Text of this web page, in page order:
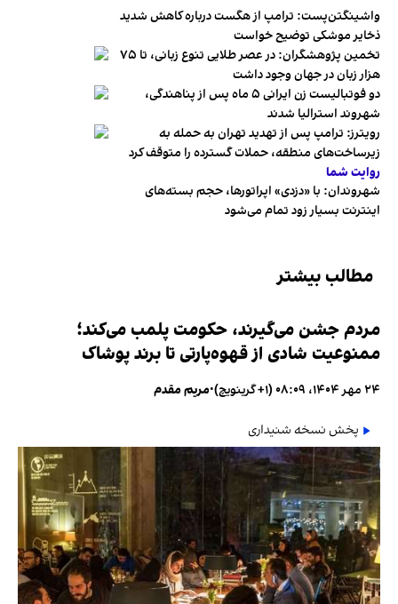
واشینگتن‌پست: ترامپ از هگست درباره کاهش شدید
ذخایر موشکی توضیح خواست
تخمین پژوهشگران: در عصر طلایی تنوع زبانی، تا ۷۵
هزار زبان در جهان وجود داشت
دو فوتبالیست زن ایرانی ۵ ماه پس از پناهندگی،
شهروند استرالیا شدند
رویترز: ترامپ پس از تهدید تهران به حمله به
زیرساخت‌های منطقه، حملات گسترده را متوقف کرد
روایت شما
شهروندان:‌ با «دزدی» اپراتورها، حجم بسته‌های
اینترنت بسیار زود تمام می‌شود
مطالب بیشتر
مردم جشن می‌گیرند، حکومت پلمب می‌کند؛
ممنوعیت شادی از قهوه‌پارتی تا برند پوشاک
۲۴ مهر ۱۴۰۴، ۰۸:۰۹ (‎+۱ گرینویچ) •مریم مقدم
پخش نسخه شنیداری